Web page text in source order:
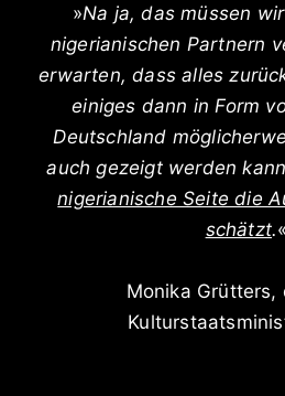
»Na ja, das müssen
nigerianischen Partnern
erwarten, dass alles
einiges dann in Form
Deutschland
auch gezeigt werden
nigerianische Seite die
schätzt.«
Monika Grütters,